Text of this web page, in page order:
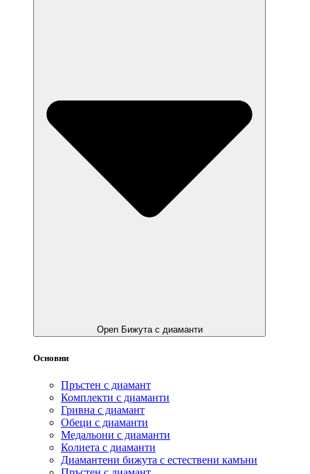
Open Бижута с диаманти
Основни
Пръстен с диамант
Комплекти с диаманти
Гривнa с диамант
Обеци с диаманти
Медальони с диаманти
Колиета с диаманти
Диамантени бижута с естествени камъни